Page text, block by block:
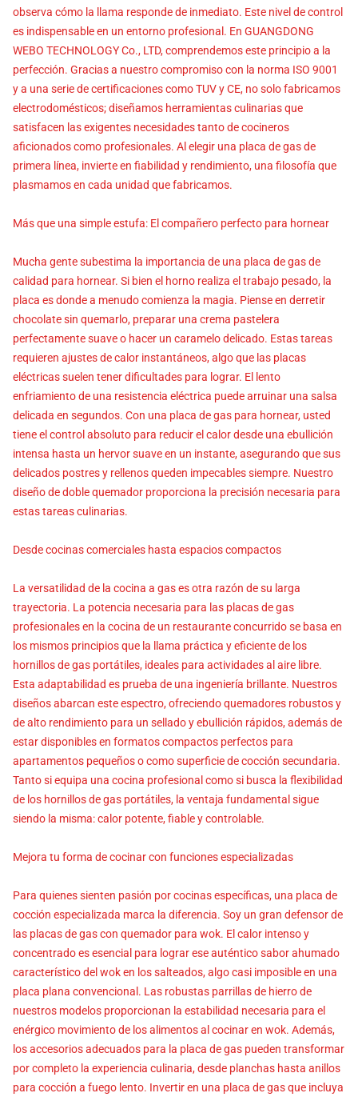
observa cómo la llama responde de inmediato. Este nivel de control
es indispensable en un entorno profesional. En GUANGDONG
WEBO TECHNOLOGY Co., LTD, comprendemos este principio a la
perfección. Gracias a nuestro compromiso con la norma ISO 9001
y a una serie de certificaciones como TUV y CE, no solo fabricamos
electrodomésticos; diseñamos herramientas culinarias que
satisfacen las exigentes necesidades tanto de cocineros
aficionados como profesionales. Al elegir una placa de gas de
primera línea, invierte en fiabilidad y rendimiento, una filosofía que
plasmamos en cada unidad que fabricamos.
Más que una simple estufa: El compañero perfecto para hornear
Mucha gente subestima la importancia de una placa de gas de
calidad para hornear. Si bien el horno realiza el trabajo pesado, la
placa es donde a menudo comienza la magia. Piense en derretir
chocolate sin quemarlo, preparar una crema pastelera
perfectamente suave o hacer un caramelo delicado. Estas tareas
requieren ajustes de calor instantáneos, algo que las placas
eléctricas suelen tener dificultades para lograr. El lento
enfriamiento de una resistencia eléctrica puede arruinar una salsa
delicada en segundos. Con una placa de gas para hornear, usted
tiene el control absoluto para reducir el calor desde una ebullición
intensa hasta un hervor suave en un instante, asegurando que sus
delicados postres y rellenos queden impecables siempre. Nuestro
diseño de doble quemador proporciona la precisión necesaria para
estas tareas culinarias.
Desde cocinas comerciales hasta espacios compactos
La versatilidad de la cocina a gas es otra razón de su larga
trayectoria. La potencia necesaria para las placas de gas
profesionales en la cocina de un restaurante concurrido se basa en
los mismos principios que la llama práctica y eficiente de los
hornillos de gas portátiles, ideales para actividades al aire libre.
Esta adaptabilidad es prueba de una ingeniería brillante. Nuestros
diseños abarcan este espectro, ofreciendo quemadores robustos y
de alto rendimiento para un sellado y ebullición rápidos, además de
estar disponibles en formatos compactos perfectos para
apartamentos pequeños o como superficie de cocción secundaria.
Tanto si equipa una cocina profesional como si busca la flexibilidad
de los hornillos de gas portátiles, la ventaja fundamental sigue
siendo la misma: calor potente, fiable y controlable.
Mejora tu forma de cocinar con funciones especializadas
Para quienes sienten pasión por cocinas específicas, una placa de
cocción especializada marca la diferencia. Soy un gran defensor de
las placas de gas con quemador para wok. El calor intenso y
concentrado es esencial para lograr ese auténtico sabor ahumado
característico del wok en los salteados, algo casi imposible en una
placa plana convencional. Las robustas parrillas de hierro de
nuestros modelos proporcionan la estabilidad necesaria para el
enérgico movimiento de los alimentos al cocinar en wok. Además,
los accesorios adecuados para la placa de gas pueden transformar
por completo la experiencia culinaria, desde planchas hasta anillos
para cocción a fuego lento. Invertir en una placa de gas que incluya